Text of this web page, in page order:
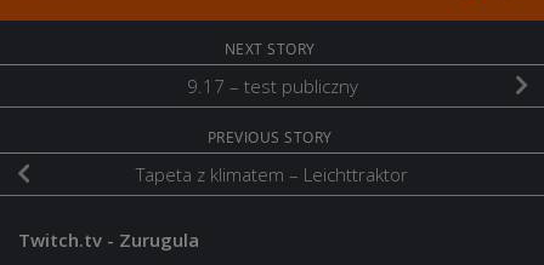
NEXT STORY
9.17 – test publiczny
PREVIOUS STORY
Tapeta z klimatem – Leichttraktor
Twitch.tv - Zurugula